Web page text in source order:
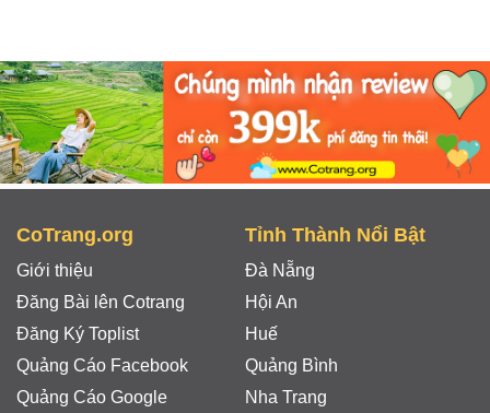
CoTrang.org
Giới thiệu
Đăng Bài lên Cotrang
Đăng Ký Toplist
Quảng Cáo Facebook
Quảng Cáo Google
Tỉnh Thành Nổi Bật
Đà Nẵng
Hội An
Huế
Quảng Bình
Nha Trang